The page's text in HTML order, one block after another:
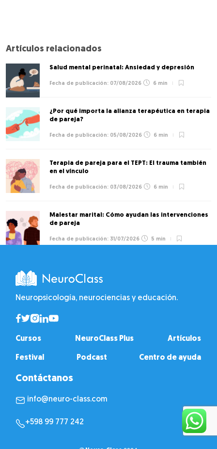
Artículos relacionados
Salud mental perinatal: Ansiedad y depresión
07/08/2026 6 min
¿Por qué importa la alianza terapéutica en terapia
de pareja?
05/08/2026 6 min
Terapia de pareja para el TEPT: El trauma también
en el vínculo
03/08/2026 6 min
Malestar marital: Cómo ayudan las intervenciones
de pareja
31/07/2026 5 min
Neuropsicología, neurociencias y educación.
Cursos NeuroClass Plus Artículos
Festival Podcast Centro de ayuda
Contáctanos
info@neuro-class.com
+598 99 777 242